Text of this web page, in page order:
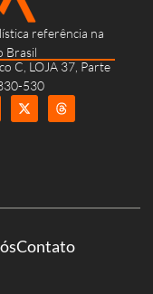
referência na
Brasil
C, LOJA 37, Parte
530
Contato